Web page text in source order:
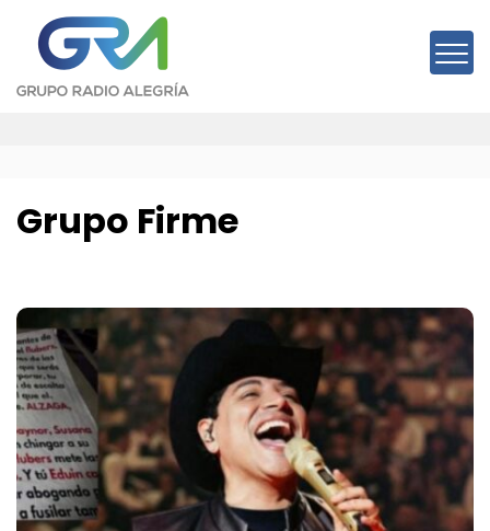
contenido
Grupo Firme